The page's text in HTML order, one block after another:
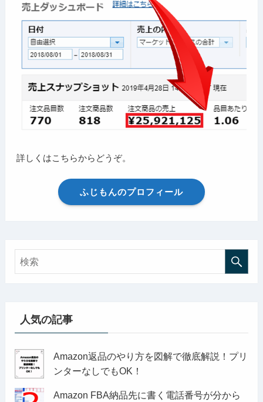
詳しくはこちらからどうぞ。
ふじもんのプロフィール
人気の記事
Amazon返品のやり方を図解で徹底解説！プリ
ンターなしでもOK！
Amazon FBA納品先に書く電話番号が分から